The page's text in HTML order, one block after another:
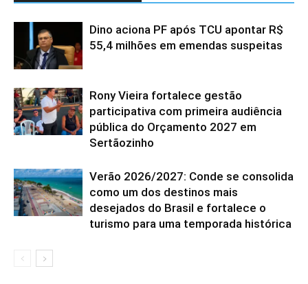
Dino aciona PF após TCU apontar R$
55,4 milhões em emendas suspeitas
Rony Vieira fortalece gestão
participativa com primeira audiência
pública do Orçamento 2027 em
Sertãozinho
Verão 2026/2027: Conde se consolida
como um dos destinos mais
desejados do Brasil e fortalece o
turismo para uma temporada histórica